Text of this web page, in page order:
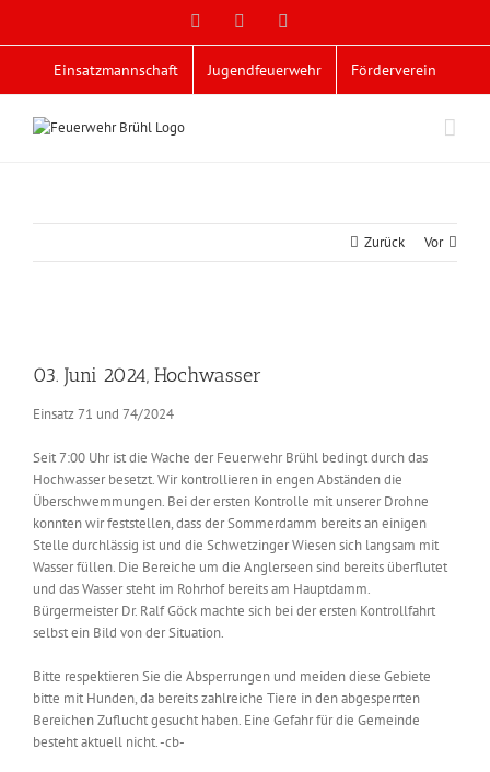
Facebook
Einsatzmannschaft Jugendfeuerwehr Förderverein
Zurück Vor
Bild
03. Juni 2024, Hochwasser
Einsatz 71 und 74/2024
Seit 7:00 Uhr ist die Wache der Feuerwehr Brühl bedingt durch das
Hochwasser besetzt. Wir kontrollieren in engen Abständen die
Überschwemmungen. Bei der ersten Kontrolle mit unserer Drohne
konnten wir feststellen, dass der Sommerdamm bereits an einigen
Stelle durchlässig ist und die Schwetzinger Wiesen sich langsam mit
Wasser füllen. Die Bereiche um die Anglerseen sind bereits überflutet
und das Wasser steht im Rohrhof bereits am Hauptdamm.
Bürgermeister Dr. Ralf Göck machte sich bei der ersten Kontrollfahrt
selbst ein Bild von der Situation.
Bitte respektieren Sie die Absperrungen und meiden diese Gebiete
bitte mit Hunden, da bereits zahlreiche Tiere in den abgesperrten
Bereichen Zuflucht gesucht haben. Eine Gefahr für die Gemeinde
besteht aktuell nicht. -cb-